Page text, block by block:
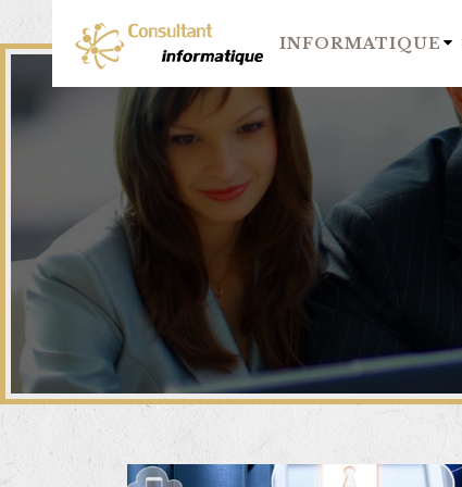
INFORMATIQUE